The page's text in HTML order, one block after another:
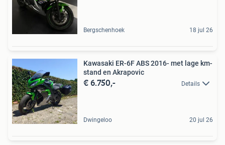
Bergschenhoek 18 jul 26
Kawasaki ER-6F ABS 2016- met lage km-
stand en Akrapovic
€ 6.750,- Details
Dwingeloo 20 jul 26